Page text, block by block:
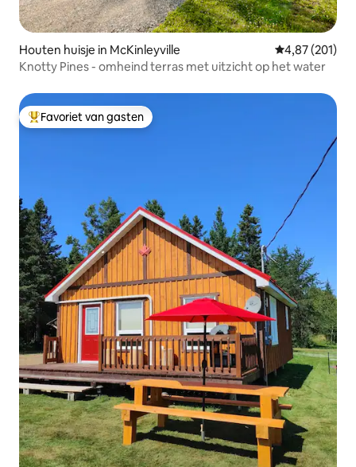
Houten huisje in McKinleyville Gemiddelde
4,87 (201)
Knotty Pines - omheind terras met uitzicht op het water
Topfavoriet van gasten
Favoriet van gasten